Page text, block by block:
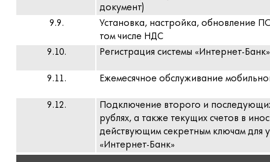
документ)
9.9.
Установка, настройка, обновление
том числе НДС
9.10.
Регистрация системы «Интернет-
9.11. Ежемесячное обслуживание
9.12.
Подключение второго и
рублях, а также текущих счетов в
действующим секретным ключам для
«Интернет-Банк»